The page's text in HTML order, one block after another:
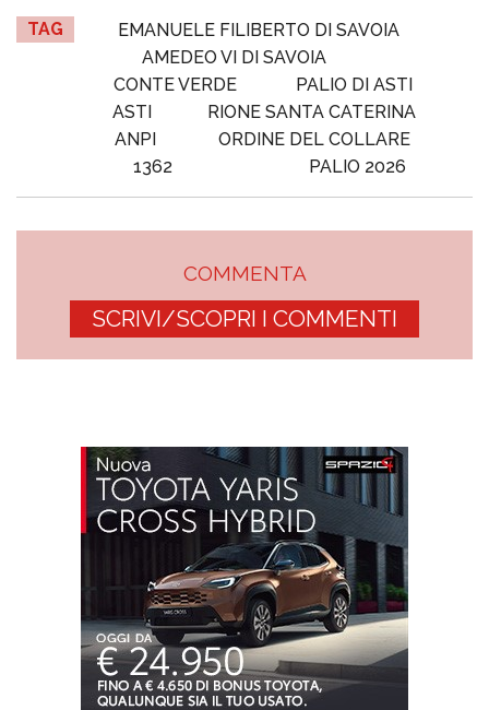
TAG
EMANUELE FILIBERTO DI SAVOIA
AMEDEO VI DI SAVOIA
CONTE VERDE
PALIO DI ASTI
ASTI
RIONE SANTA CATERINA
ANPI
ORDINE DEL COLLARE
1362
PALIO 2026
COMMENTA
SCRIVI/SCOPRI I COMMENTI